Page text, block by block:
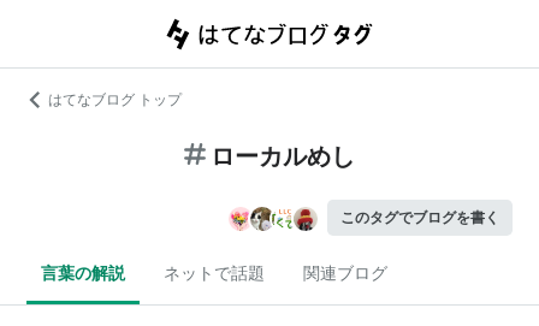
はてなブログ トップ
ローカルめし
このタグでブログを書く
言葉の解説 ネットで話題 関連ブログ